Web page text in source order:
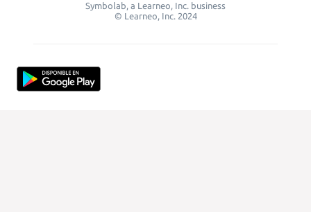
Symbolab, a Learneo, Inc. business
© Learneo, Inc. 2024